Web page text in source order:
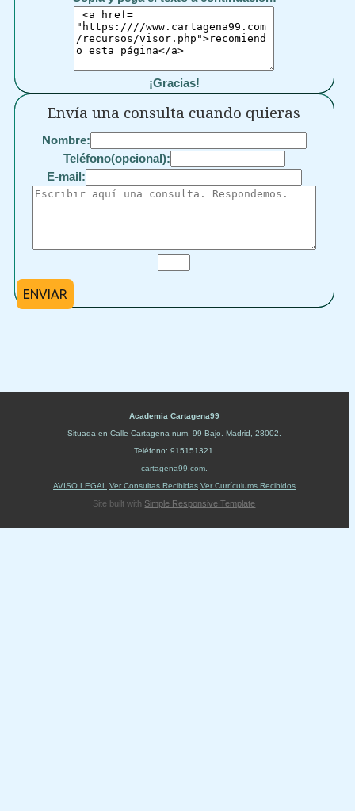
¡Gracias!
Envía una consulta cuando quieras
Nombre:
Teléfono(opcional):
E-mail:
ENVIAR
Academia Cartagena99
Situada en Calle Cartagena num. 99 Bajo Madrid 28002
Teléfono: 915151321
cartagena99.com
AVISO LEGAL
Ver Consultas Recibidas Ver Currículums Recibidos
Site built with Simple Responsive Template